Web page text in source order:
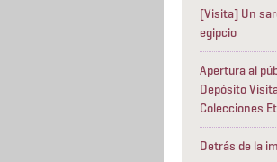
[Visita] Un
egipcio
Apertura al
Depósito
Colecciones
Detrás de la